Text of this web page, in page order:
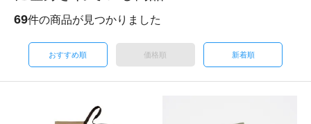
69件の商品が見つかりました
おすすめ順 価格順 新着順